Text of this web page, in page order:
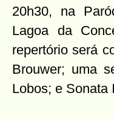
20h30, na
Lagoa da
repertório será
Brouwer; uma
Lobos; e Sonata